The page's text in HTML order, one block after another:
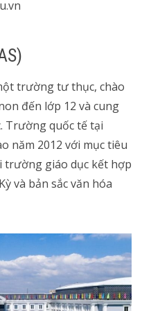
trường tư thục, chào
đến lớp 12 và cung
Trường quốc tế tại
năm 2012 với mục tiêu
trường giáo dục kết hợp
và bản sắc văn hóa